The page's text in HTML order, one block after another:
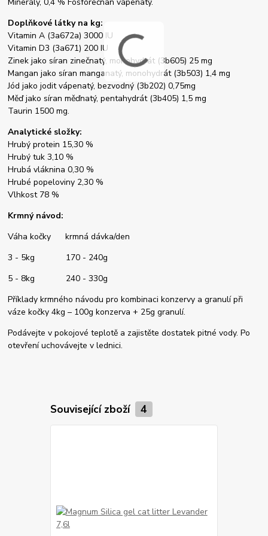
Doplňkové látky na kg:
Vitamin A (3a672a) 3000 IU
Vitamin D3 (3a671) 200 IU
Zinek jako síran zinečnatý, monohydrát (3b605) 25 mg
Mangan jako síran manganatý, monohydrát (3b503) 1,4 mg
Jód jako jodit vápenatý, bezvodný (3b202) 0,75mg
Měď jako síran měďnatý, pentahydrát (3b405) 1,5 mg
Taurin 1500 mg.
Analytické složky:
Hrubý protein 15,30 %
Hrubý tuk 3,10 %
Hrubá vláknina 0,30 %
Hrubé popeloviny 2,30 %
Vlhkost 78 %
Krmný návod:
Váha kočky krmná dávka/den
3 - 5kg 170 - 240g
5 - 8kg 240 - 330g
Příklady krmného návodu pro kombinaci konzervy a granulí při
váze kočky 4kg – 100g konzerva + 25g granulí.
Podávejte v pokojové teplotě a zajistěte dostatek pitné vody. Po
otevření uchovávejte v lednici.
Související zboží 4